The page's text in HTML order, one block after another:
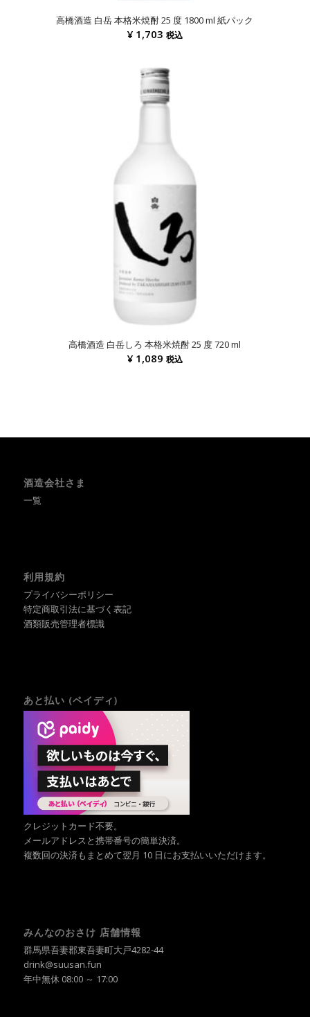
高橋酒造 白岳 本格米焼酎 25 度 1800 ml 紙パック
¥1,703 税込
高橋酒造 白岳しろ 本格米焼酎 25 度 720 ml
¥1,089 税込
酒造会社さま
一覧
利用規約
プライバシーポリシー
特定商取引法に基づく表記
酒類販売管理者標識
あと払い (ペイディ)
クレジットカード不要。
メールアドレスと携帯番号の簡単決済。
複数回の決済もまとめて翌月 10 日にお支払いいただけます。
みんなのおさけ 店舗情報
群馬県吾妻郡東吾妻町大戸4282-44
drink@suusan.fun
年中無休 08:00 ～ 17:00